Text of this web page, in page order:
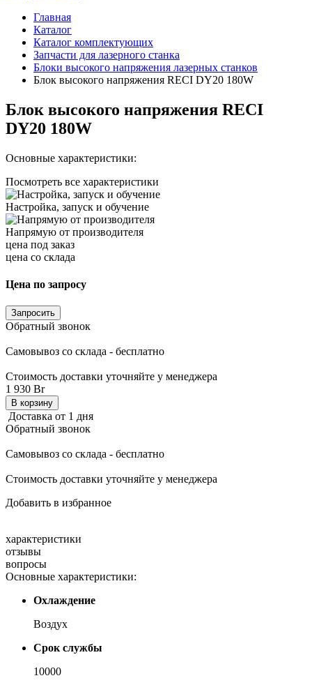
Главная
Каталог
Каталог комплектующих
Запчасти для лазерного станка
Блоки высокого напряжения лазерных станков
Блок высокого напряжения RECI DY20 180W
Блок высокого напряжения RECI
DY20 180W
Основные характеристики:
Посмотреть все характеристики
Настройка, запуск и обучение
Напрямую от производителя
цена под заказ
цена со склада
Цена по запросу
Запросить
Обратный звонок
Самовывоз со склада - бесплатно
Стоимость доставки уточняйте у менеджера
1 930 Br
В корзину
Доставка от 1 дня
Обратный звонок
Самовывоз со склада - бесплатно
Стоимость доставки уточняйте у менеджера
Добавить в избранное
характеристики
отзывы
вопросы
Основные характеристики:
Охлаждение
Воз­дух
Срок службы
10000